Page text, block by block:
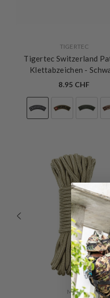
TIGERTEC
Tigertec Switzerland
Klettabzeichen -
8.95 CHF
MFH